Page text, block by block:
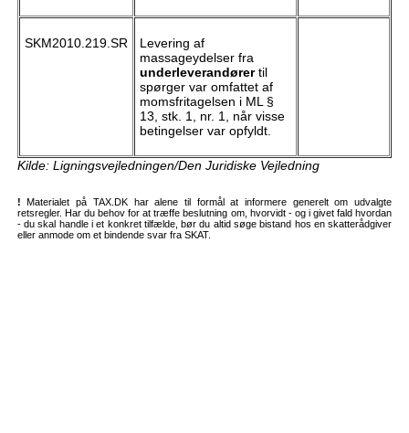
SKM2010.219.SR
Levering af
massageydelser fra
underleverandørertil
spørger var omfattet af
momsfritagelsen i ML §
13, stk. 1, nr. 1, når visse
betingelser var opfyldt.
Kilde: Ligningsvejledningen/Den Juridiske Vejledning
! Materialet på TAX.DK har alene til formål at informere generelt om udvalgte
retsregler. Har du behov for at træffe beslutning om, hvorvidt - og i givet fald hvordan
- du skal handle i et konkret tilfælde, bør du altid søge bistand hos en skatterådgiver
eller anmode om et bindende svar fra SKAT.